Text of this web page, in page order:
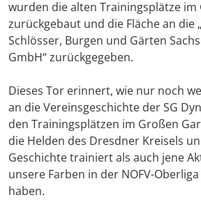
wurden die alten Trainingsplätze im
zurückgebaut und die Fläche an die
Schlösser, Burgen und Gärten
GmbH“ zurückgegeben.
Dieses Tor erinnert, wie nur noch
an die Vereinsgeschichte der SG
den Trainingsplätzen im Großen
die Helden des Dresdner Kreisels
Geschichte trainiert als auch jene
unsere Farben in der NOFV-
haben.